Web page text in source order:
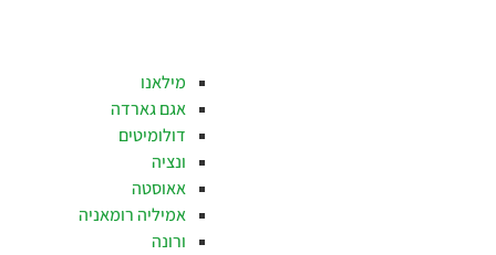
מילאנו
אגם גארדה
דולומיטים
ונציה
אאוסטה
אמיליה רומאניה
ורונה